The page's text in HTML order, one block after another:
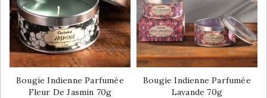
Bougie Indienne Parfumée
Fleur De Jasmin 70g
Bougie Indienne Parfumée
Lavande 70g